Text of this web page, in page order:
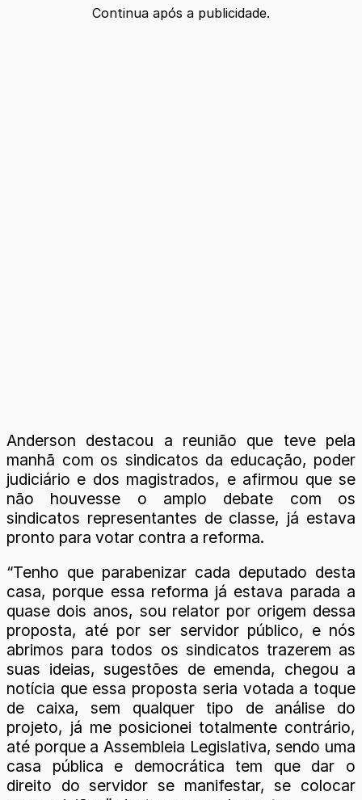
Continua após a publicidade.
Anderson destacou a reunião que teve pela
manhã com os sindicatos da educação, poder
judiciário e dos magistrados, e afirmou que se
não houvesse o amplo debate com os
sindicatos representantes de classe, já estava
pronto para votar contra a reforma.
“Tenho que parabenizar cada deputado desta
casa, porque essa reforma já estava parada a
quase dois anos, sou relator por origem dessa
proposta, até por ser servidor público, e nós
abrimos para todos os sindicatos trazerem as
suas ideias, sugestões de emenda, chegou a
notícia que essa proposta seria votada a toque
de caixa, sem qualquer tipo de análise do
projeto, já me posicionei totalmente contrário,
até porque a Assembleia Legislativa, sendo uma
casa pública e democrática tem que dar o
direito do servidor se manifestar, se colocar